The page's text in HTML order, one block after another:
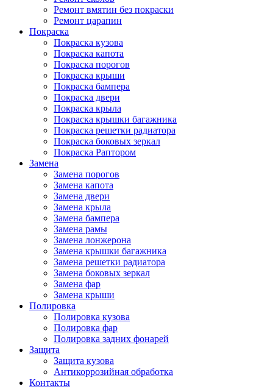
Ремонт вмятин без покраски
Ремонт царапин
Покраска
Покраска кузова
Покраска капота
Покраска порогов
Покраска крыши
Покраска бампера
Покраска двери
Покраска крыла
Покраска крышки багажника
Покраска решетки радиатора
Покраска боковых зеркал
Покраска Раптором
Замена
Замена порогов
Замена капота
Замена двери
Замена крыла
Замена бампера
Замена рамы
Замена лонжерона
Замена крышки багажника
Замена решетки радиатора
Замена боковых зеркал
Замена фар
Замена крыши
Полировка
Полировка кузова
Полировка фар
Полировка задних фонарей
Защита
Защита кузова
Антикоррозийная обработка
Контакты